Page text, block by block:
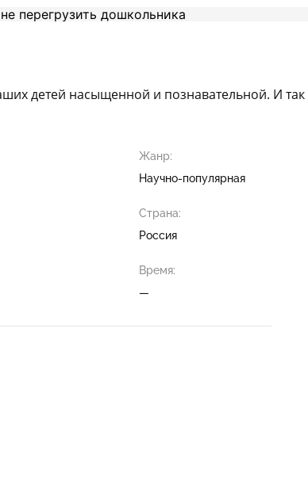
детей насыщенной и познавательной. И
Жанр:
Научно-популярная
Страна:
Россия
Время:
—